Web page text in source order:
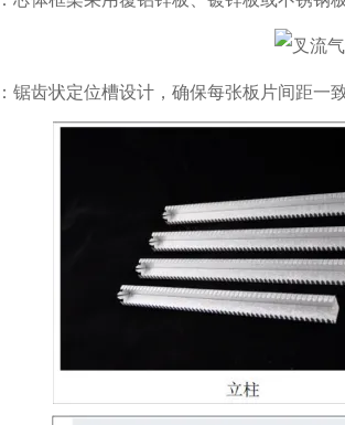
：锯齿状定位槽设计，确保每张板片间距一